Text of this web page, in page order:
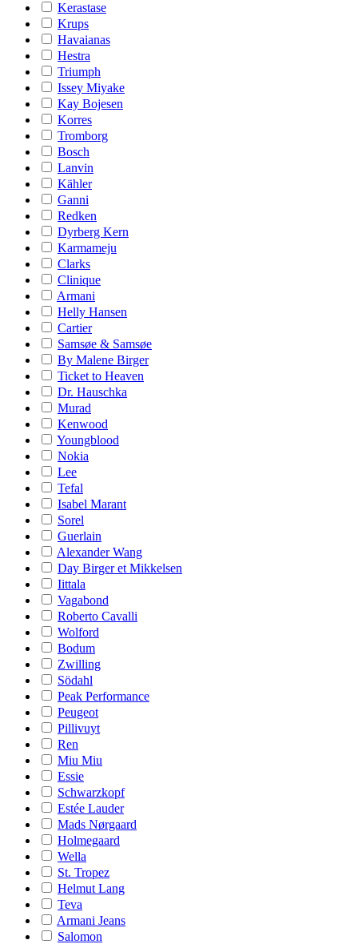
Kerastase
Krups
Havaianas
Hestra
Triumph
Issey Miyake
Kay Bojesen
Korres
Tromborg
Bosch
Lanvin
Kähler
Ganni
Redken
Dyrberg Kern
Karmameju
Clarks
Clinique
Armani
Helly Hansen
Cartier
Samsøe & Samsøe
By Malene Birger
Ticket to Heaven
Dr. Hauschka
Murad
Kenwood
Youngblood
Nokia
Lee
Tefal
Isabel Marant
Sorel
Guerlain
Alexander Wang
Day Birger et Mikkelsen
Iittala
Vagabond
Roberto Cavalli
Wolford
Bodum
Zwilling
Södahl
Peak Performance
Peugeot
Pillivuyt
Ren
Miu Miu
Essie
Schwarzkopf
Estée Lauder
Mads Nørgaard
Holmegaard
Wella
St. Tropez
Helmut Lang
Teva
Armani Jeans
Salomon